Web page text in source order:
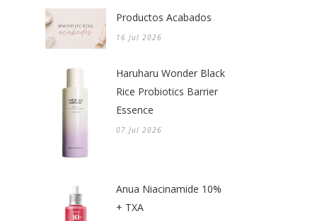
Productos Acabados
16 Jul 2026
Haruharu Wonder Black
Rice Probiotics Barrier
Essence
07 Jul 2026
Anua Niacinamide 10%
+ TXA